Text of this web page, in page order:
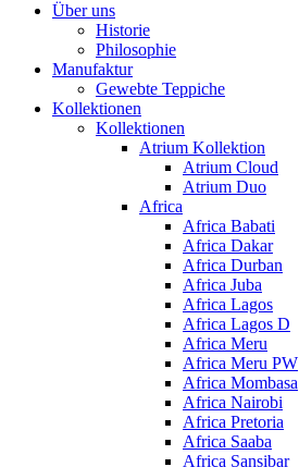
Über uns
Historie
Philosophie
Manufaktur
Gewebte Teppiche
Kollektionen
Kollektionen
Atrium Kollektion
Atrium Cloud
Atrium Duo
Africa
Africa Babati
Africa Dakar
Africa Durban
Africa Juba
Africa Lagos
Africa Lagos D
Africa Meru
Africa Meru PW
Africa Mombasa
Africa Nairobi
Africa Pretoria
Africa Saaba
Africa Sansibar